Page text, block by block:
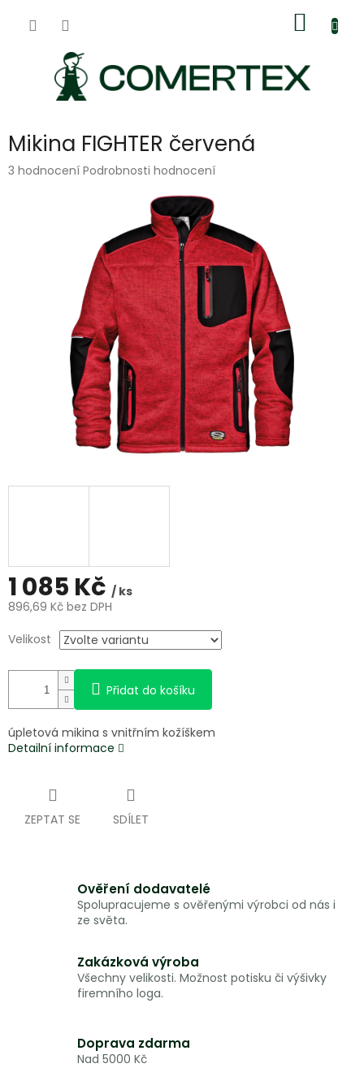
košík
Mikina FIGHTER červená
Průměrné
3 hodnocení Podrobnosti hodnocení
1 085 Kč / ks
896,69 Kč bez DPH
cena:
Velikost
Přidat do košíku
úpletová mikina s vnitřním kožíškem
Detailní informace
ZEPTAT SE SDÍLET
Ověření dodavatelé
Spolupracujeme s ověřenými výrobci od nás i
ze světa.
Zakázková výroba
Všechny velikosti. Možnost potisku či výšivky
firemního loga.
Doprava zdarma
Nad 5000 Kč